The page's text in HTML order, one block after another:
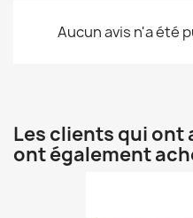
Aucun avis n'a été
Les clients qui
ont également